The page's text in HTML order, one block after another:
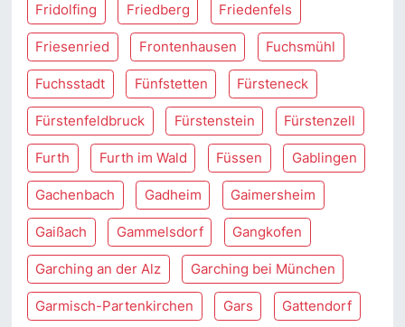
Fridolfing Friedberg Friedenfels
Friesenried Frontenhausen Fuchsmühl
Fuchsstadt Fünfstetten Fürsteneck
Fürstenfeldbruck Fürstenstein Fürstenzell
Furth Furth im Wald Füssen Gablingen
Gachenbach Gadheim Gaimersheim
Gaißach Gammelsdorf Gangkofen
Garching an der Alz Garching bei München
Garmisch-Partenkirchen Gars Gattendorf